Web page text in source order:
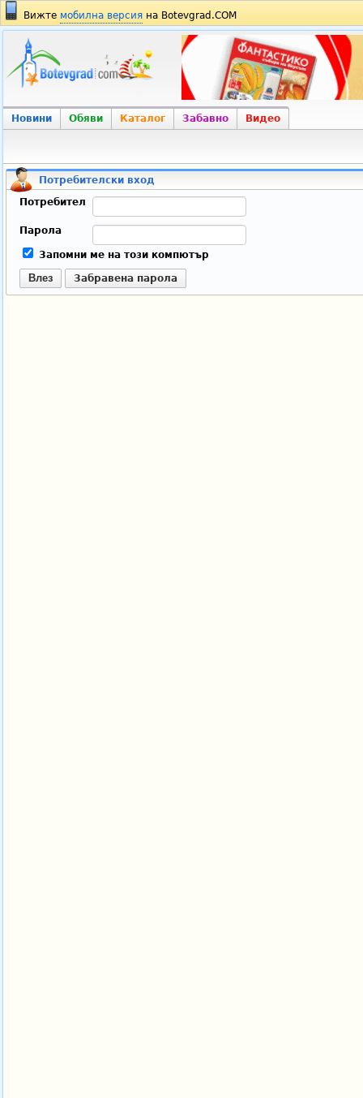
Вижте мобилна версия на Botevgrad.COM
Новини Обяви Каталог Забавно Видео
Потребителски вход
Потребител
Парола
Запомни ме на този компютър
Влез Забравена парола